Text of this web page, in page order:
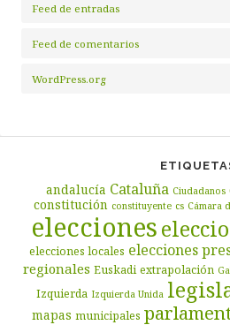
Feed de entradas
Feed de comentarios
WordPress.org
andalucía Cataluña Ciudadanos
constitución constituyente cs Cámara
elecciones
elecciones locales elecciones
regionales Euskadi extrapolación
Izquierda Izquierda Unida
mapas municipales